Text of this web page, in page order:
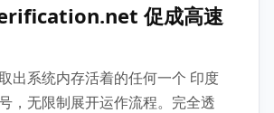
促成高速
出系统内存活着的任何一个 印度
，无限制展开运作流程。完全透